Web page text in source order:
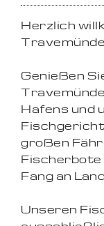
Herzlich
Genießen
Hafens und
großen
Fischerbote
Fang an
Unseren